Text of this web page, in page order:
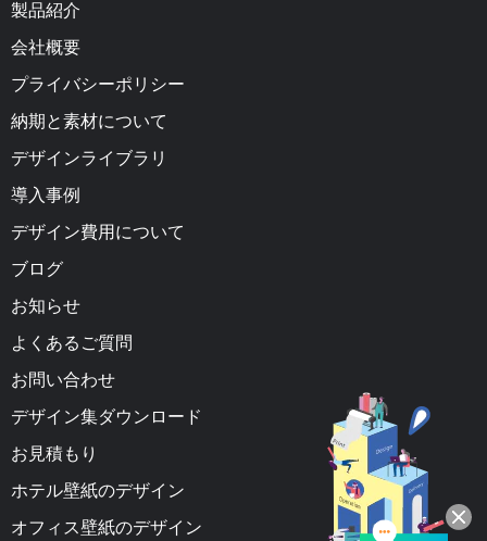
製品紹介
会社概要
プライバシーポリシー
納期と素材について
デザインライブラリ
導入事例
デザイン費用について
ブログ
お知らせ
よくあるご質問
お問い合わせ
デザイン集ダウンロード
お見積もり
ホテル壁紙のデザイン
オフィス壁紙のデザイン